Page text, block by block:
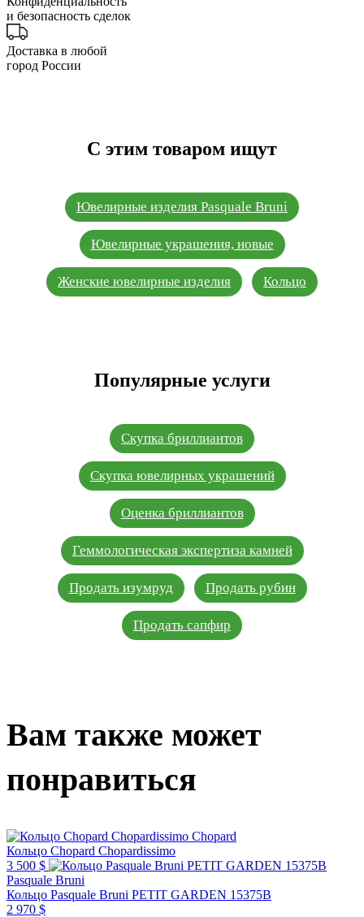
и безопасность сделок
Доставка в любой
город России
С этим товаром ищут
Ювелирные изделия Pasquale Bruni
Ювелирные украшения, новые
Женские ювелирные изделия Кольцо
Популярные услуги
Скупка бриллиантов
Скупка ювелирных украшений
Оценка бриллиантов
Геммологическая экспертиза камней
Продать изумруд Продать рубин
Продать сапфир
Вам также может
понравиться
Chopard
Кольцо Chopard Chopardissimo
3 500 $
Pasquale Bruni
Кольцо Pasquale Bruni PETIT GARDEN 15375B
2 970 $